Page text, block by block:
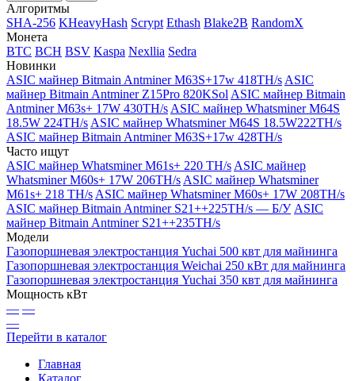
Алгоритмы
SHA-256 KHeavyHash Scrypt Ethash Blake2B RandomX
Монета
BTC BCH BSV Kaspa Nexllia Sedra
Новинки
ASIC майнер Bitmain Antminer M63S+17w 418TH/s ASIC
майнер Bitmain Antminer Z15Pro 820KSol ASIC майнер Bitmain
Antminer M63s+ 17W 430TH/s ASIC майнер Whatsminer M64S
18.5W 224TH/s ASIC майнер Whatsminer M64S 18.5W222TH/s
ASIC майнер Bitmain Antminer M63S+17w 428TH/s
Часто ищут
ASIC майнер Whatsminer M61s+ 220 TH/s ASIC майнер
Whatsminer M60s+ 17W 206TH/s ASIC майнер Whatsminer
M61s+ 218 TH/s ASIC майнер Whatsminer M60s+ 17W 208TH/s
ASIC майнер Bitmain Antminer S21++225TH/s — Б/У ASIC
майнер Bitmain Antminer S21++235TH/s
Модели
Газопоршневая электростанция Yuchai 500 квт для майнинга
Газопоршневая электростанция Weichai 250 кВт для майнинга
Газопоршневая электростанция Yuchai 350 квт для майнинга
Мощность кВт
— —
—
Перейти в каталог
Главная
Каталог